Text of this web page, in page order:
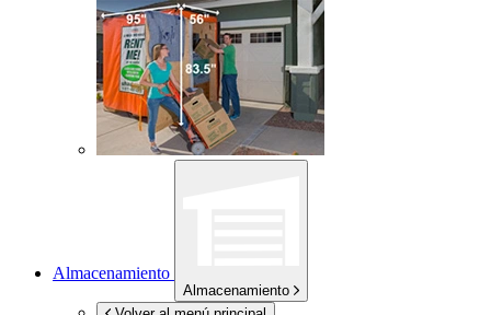
Almacenamiento
Almacenamiento